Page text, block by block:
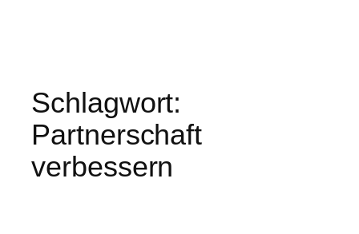
Schlagwort:
Partnerschaft
verbessern